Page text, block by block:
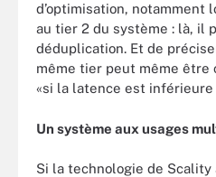
d’optimisation, notamment
au tier 2 du système : là, il
déduplication. Et de
même tier peut même être
«si la latence est inférieure
Un système aux usages
Si la technologie de Scality